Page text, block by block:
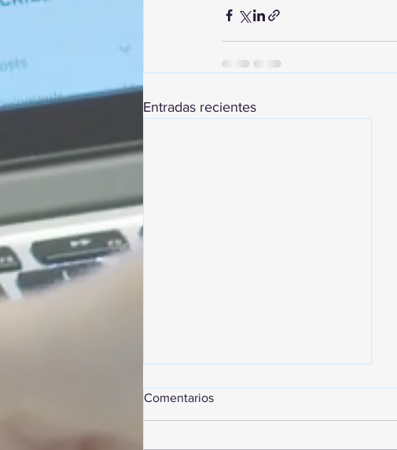
Entradas recientes
Comentarios